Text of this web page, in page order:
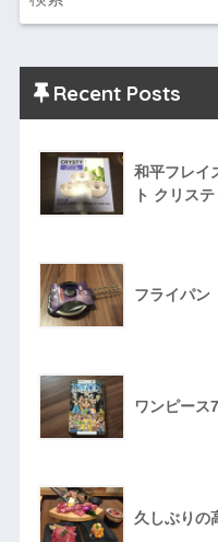
Recent Posts
和平フレイ
ト クリス
フライパ
ワンピース
久しぶりの